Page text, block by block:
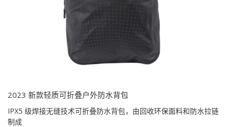
2023 新款轻质可折叠户外防水背包
IPX5 级焊接无缝技术可折叠防水背包，由回收环保面料和防水拉链
制成